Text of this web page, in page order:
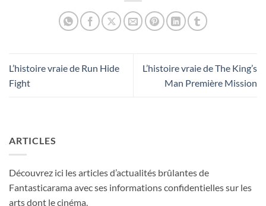
L’histoire vraie de Run Hide
Fight
L’histoire vraie de The King’s
Man Première Mission
ARTICLES
Découvrez ici les articles d’actualités brûlantes de
Fantasticarama avec ses informations confidentielles sur les
arts dont le cinéma.